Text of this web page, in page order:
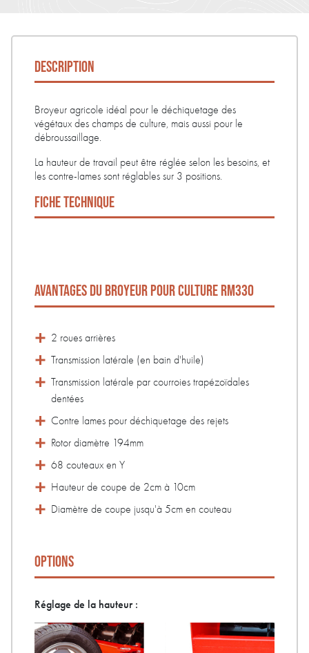
DESCRIPTION
Broyeur agricole idéal pour le déchiquetage des
végétaux des champs de culture, mais aussi pour le
débroussaillage.
La hauteur de travail peut être réglée selon les besoins, et
les contre-lames sont réglables sur 3 positions.
FICHE TECHNIQUE
AVANTAGES DU BROYEUR POUR CULTURE RM330
2 roues arrières
Transmission latérale (en bain d'huile)
Transmission latérale par courroies trapézoïdales
dentées
Contre lames pour déchiquetage des rejets
Rotor diamètre 194mm
68 couteaux en Y
Hauteur de coupe de 2cm à 10cm
Diamètre de coupe jusqu'à 5cm en couteau
OPTIONS
Réglage de la hauteur :